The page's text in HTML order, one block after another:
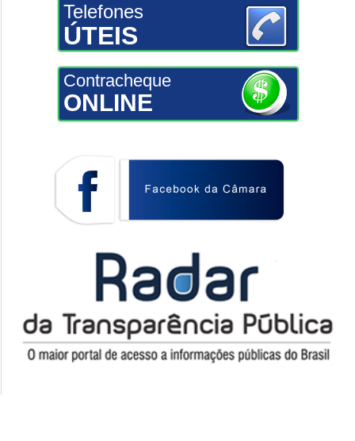
Telefones
ÚTEIS
Contracheque
ONLINE